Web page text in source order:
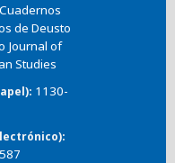
Cuadernos
de Deusto
Journal of
Studies
1130-